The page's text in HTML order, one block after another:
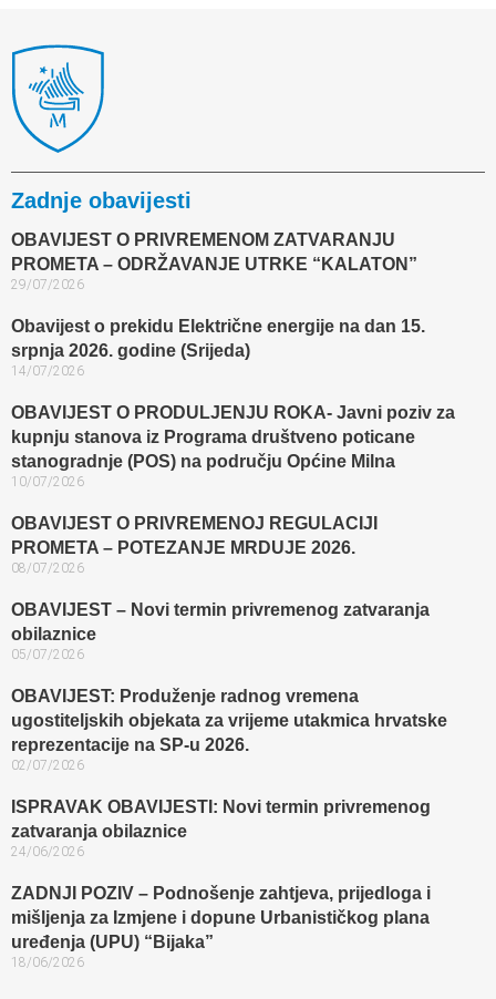
Zadnje obavijesti
OBAVIJEST O PRIVREMENOM ZATVARANJU
PROMETA – ODRŽAVANJE UTRKE “KALATON”
29/07/2026
Obavijest o prekidu Električne energije na dan 15.
srpnja 2026. godine (Srijeda)
14/07/2026
OBAVIJEST O PRODULJENJU ROKA- Javni poziv za
kupnju stanova iz Programa društveno poticane
stanogradnje (POS) na području Općine Milna
10/07/2026
OBAVIJEST O PRIVREMENOJ REGULACIJI
PROMETA – POTEZANJE MRDUJE 2026.
08/07/2026
OBAVIJEST – Novi termin privremenog zatvaranja
obilaznice​
05/07/2026
OBAVIJEST: Produženje radnog vremena
ugostiteljskih objekata za vrijeme utakmica hrvatske
reprezentacije na SP-u 2026.
02/07/2026
ISPRAVAK OBAVIJESTI: Novi termin privremenog
zatvaranja obilaznice​
24/06/2026
ZADNJI POZIV – Podnošenje zahtjeva, prijedloga i
mišljenja za Izmjene i dopune Urbanističkog plana
uređenja (UPU) “Bijaka”
18/06/2026